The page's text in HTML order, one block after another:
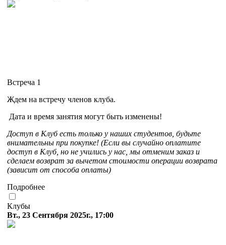
Встреча 1
Ждем на встречу членов клуба.
Дата и время занятия могут быть изменены!
Доступ в Клуб есть только у наших студентов, будьте
внимательны при покупке! (Если вы случайно оплатите
доступ в Клуб, но не учились у нас, мы отменим заказ и
сделаем возврат за вычетом стоимости операции возврата
(зависит от способа оплаты)
Подробнее
Клубы
Вт., 23 Сентября 2025г., 17:00